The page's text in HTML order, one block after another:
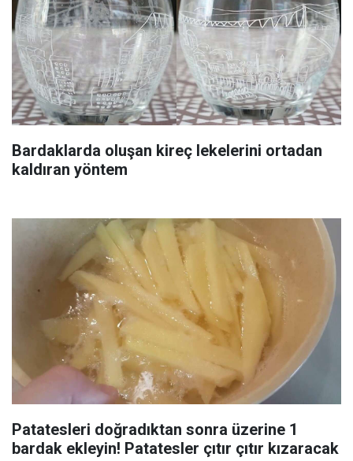
Bardaklarda oluşan kireç lekelerini ortadan
kaldıran yöntem
Patatesleri doğradıktan sonra üzerine 1
bardak ekleyin! Patatesler çıtır çıtır kızaracak